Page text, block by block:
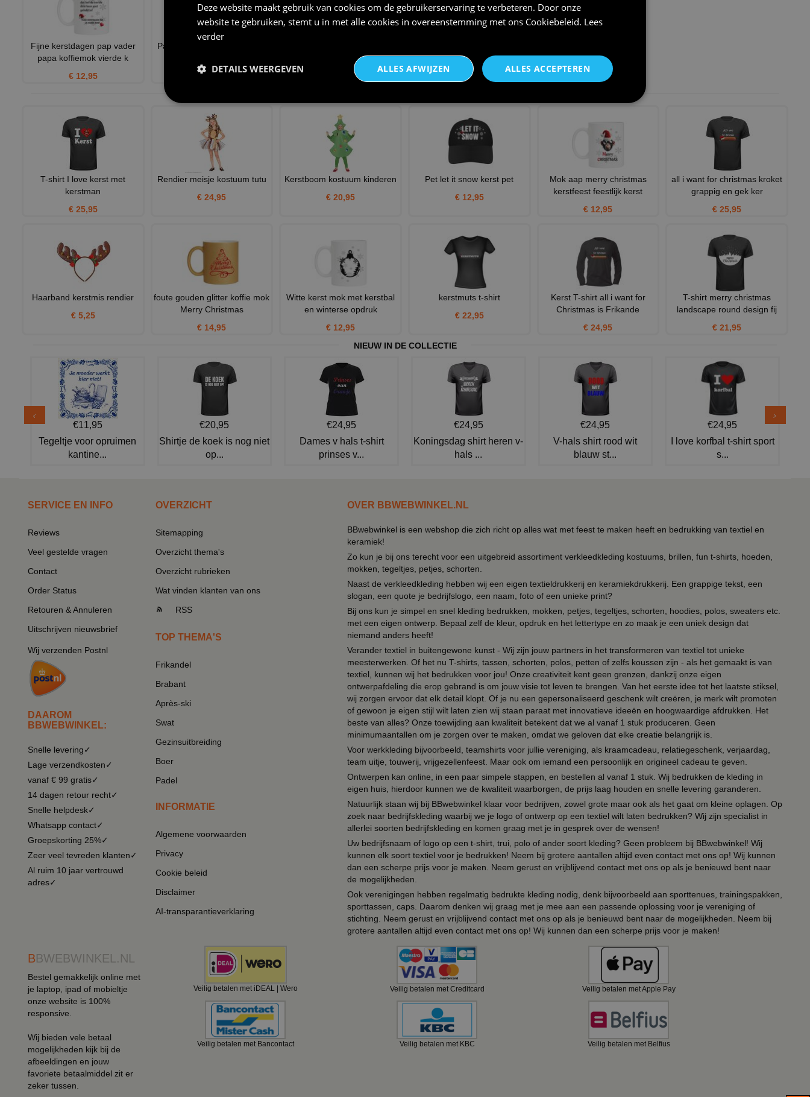
Fijne kerstdagen pap vader
papa koffiemok vierde k
€ 12,95
Pap de eerste twee keer zijn
€ 12,95
best goed geluk maar
€ 12,95
T-shirt I love kerst met
kerstman
€ 25,95
Rendier meisje kostuum tutu
€ 24,95
Kerstboom kostuum kinderen
€ 20,95
Pet let it snow kerst pet
€ 12,95
Mok aap merry christmas
kerstfeest feestlijk kerst
€ 12,95
all i want for christmas kroket
grappig en gek ker
€ 25,95
Haarband kerstmis rendier
€ 5,25
foute gouden glitter koffie mok
Merry Christmas
€ 14,95
Witte kerst mok met kerstbal
en winterse opdruk
€ 12,95
kerstmuts t-shirt
€ 22,95
Kerst T-shirt all i want for
Christmas is Frikande
€ 24,95
T-shirt merry christmas
landscape round design fij
€ 21,95
NIEUW IN DE COLLECTIE
€11,95
Tegeltje voor opruimen
kantine...
€20,95
Shirtje de koek is nog niet
op...
€24,95
Dames v hals t-shirt
prinses v...
€24,95
Koningsdag shirt heren v-
hals ...
€24,95
V-hals shirt rood wit
blauw st...
€24,95
I love korfbal t-shirt sport
s...
SERVICE EN INFO
Reviews
Veel gestelde vragen
Contact
Order Status
Retouren & Annuleren
Uitschrijven nieuwsbrief
Wij verzenden Postnl
DAAROM
BBWEBWINKEL:
Snelle levering✓
Lage verzendkosten✓
vanaf € 99 gratis✓
14 dagen retour recht✓
Snelle helpdesk✓
Whatsapp contact✓
Groepskorting 25%✓
Zeer veel tevreden klanten✓
Al ruim 10 jaar vertrouwd
adres✓
OVERZICHT
Sitemapping
Overzicht thema's
Overzicht rubrieken
Wat vinden klanten van ons
RSS
TOP THEMA'S
Frikandel
Brabant
Après-ski
Swat
Gezinsuitbreiding
Boer
Padel
INFORMATIE
Algemene voorwaarden
Privacy
Cookie beleid
Disclaimer
AI-transparantieverklaring
OVER BBWEBWINKEL.NL
BBwebwinkel is een webshop die zich richt op alles wat met feest te maken heeft en bedrukking van textiel en
keramiek!
Zo kun je bij ons terecht voor een uitgebreid assortiment verkleedkleding kostuums, brillen, fun t-shirts, hoeden,
mokken, tegeltjes, petjes, schorten.
Naast de verkleedkleding hebben wij een eigen textieldrukkerij en keramiekdrukkerij. Een grappige tekst, een
slogan, een quote je bedrijfslogo, een naam, foto of een unieke print?
Bij ons kun je simpel en snel kleding bedrukken, mokken, petjes, tegeltjes, schorten, hoodies, polos, sweaters etc.
met een eigen ontwerp. Bepaal zelf de kleur, opdruk en het lettertype en zo maak je een uniek design dat
niemand anders heeft!
Verander textiel in buitengewone kunst - Wij zijn jouw partners in het transformeren van textiel tot unieke
meesterwerken. Of het nu T-shirts, tassen, schorten, polos, petten of zelfs koussen zijn - als het gemaakt is van
textiel, kunnen wij het bedrukken voor jou! Onze creativiteit kent geen grenzen, dankzij onze eigen
ontwerpafdeling die erop gebrand is om jouw visie tot leven te brengen. Van het eerste idee tot het laatste stiksel,
wij zorgen ervoor dat elk detail klopt. Of je nu een gepersonaliseerd geschenk wilt creëren, je merk wilt promoten
of gewoon je eigen stijl wilt laten zien wij staan paraat met innovatieve ideeën en hoogwaardige afdrukken. Het
beste van alles? Onze toewijding aan kwaliteit betekent dat we al vanaf 1 stuk produceren. Geen
minimumaantallen om je zorgen over te maken, omdat we geloven dat elke creatie belangrijk is.
Voor werkkleding bijvoorbeeld, teamshirts voor jullie vereniging, als kraamcadeau, relatiegeschenk, verjaardag,
team uitje, touwerij, vrijgezellenfeest. Maar ook om iemand een persoonlijk en origineel cadeau te geven.
Ontwerpen kan online, in een paar simpele stappen, en bestellen al vanaf 1 stuk. Wij bedrukken de kleding in
eigen huis, hierdoor kunnen we de kwaliteit waarborgen, de prijs laag houden en snelle levering garanderen.
Natuurlijk staan wij bij BBwebwinkel klaar voor bedrijven, zowel grote maar ook als het gaat om kleine oplagen. Op
zoek naar bedrijfskleding waarbij we je logo of ontwerp op een textiel wilt laten bedrukken? Wij zijn specialist in
allerlei soorten bedrijfskleding en komen graag met je in gesprek over de wensen!
Uw bedrijfsnaam of logo op een t-shirt, trui, polo of ander soort kleding? Geen probleem bij BBwebwinkel! Wij
kunnen elk soort textiel voor je bedrukken! Neem bij grotere aantallen altijd even contact met ons op! Wij kunnen
dan een scherpe prijs voor je maken. Neem gerust en vrijblijvend contact met ons op als je benieuwd bent naar
de mogelijkheden.
Ook verenigingen hebben regelmatig bedrukte kleding nodig, denk bijvoorbeeld aan sporttenues, trainingspakken,
sporttassen, caps. Daarom denken wij graag met je mee aan een passende oplossing voor je vereniging of
stichting. Neem gerust en vrijblijvend contact met ons op als je benieuwd bent naar de mogelijkheden. Neem bij
grotere aantallen altijd even contact met ons op! Wij kunnen dan een scherpe prijs voor je maken!
BBWEBWINKEL.NL
Bestel gemakkelijk online met
je laptop, ipad of mobieltje
onze website is 100%
responsive.
Wij bieden vele betaal
mogelijkheden kijk bij de
afbeeldingen en jouw
favoriete betaalmiddel zit er
zeker tussen.
Veilig betalen met iDEAL | Wero Veilig betalen met Creditcard Veilig betalen met Apple Pay
Veilig betalen met Bancontact Veilig betalen met KBC Veilig betalen met Belfius
Deze website maakt gebruik van cookies om de gebruikerservaring te verbeteren. Door onze
website te gebruiken, stemt u in met alle cookies in overeenstemming met ons Cookiebeleid. Lees
verder
ALLES ACCEPTEREN
ALLES AFWIJZEN
DETAILS WEERGEVEN